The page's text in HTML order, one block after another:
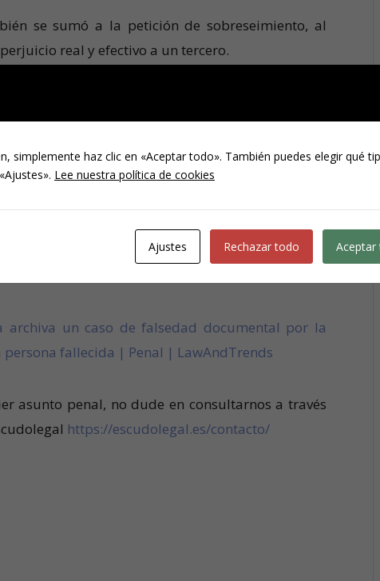
se sumó a la petición de sobreseimiento, al
real y efectivo a un tercero.
el sobreseimiento provisional de la causa,
testimonio a la Jefatura Superior de la Policía
sanción administrativa.
restrictiva de las normas penales y el
delimitando claramente las conductas que, si
no alcanzan la entidad para ser consideradas
archiva un caso de falsedad documental por la
fallecida | Penal | LawAndTrends
asunto penal, no dude en consultarnos a través
https://escudolegal.es/contacto/
simplemente haz clic en «Aceptar todo». También puedes elegir qué
Lee nuestra política de cookies
Ajustes Rechazar todo Aceptar